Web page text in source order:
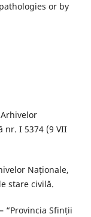
or by
nr. I 5374 (9 VII
Naționale,
stare civilă.
“Provincia Sfinții